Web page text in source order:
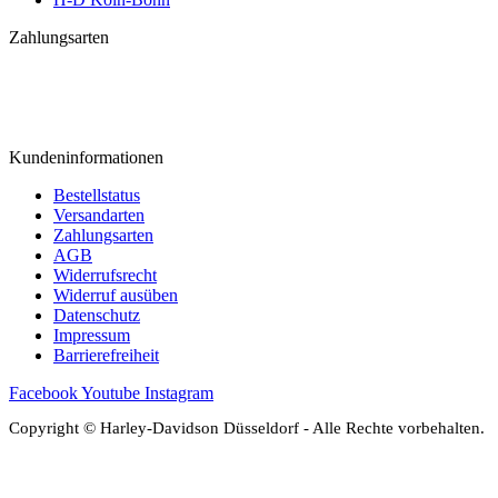
Zahlungsarten
Kundeninformationen
Bestellstatus
Versandarten
Zahlungsarten
AGB
Widerrufsrecht
Widerruf ausüben
Datenschutz
Impressum
Barrierefreiheit
FacebookYoutube Instagram
Copyright © Harley-Davidson Düsseldorf - Alle Rechte vorbehalten.